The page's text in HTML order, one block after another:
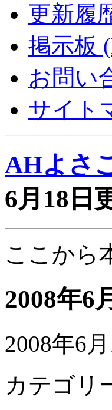
更新履
掲示板
お問い
サイト
AHよさ
6月18日
ここから
2008年6
2008年6
カテゴリ